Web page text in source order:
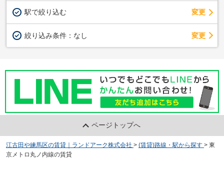
駅で絞り込む 変更
絞り込み条件： なし 変更
ページトップへ
江古田や練馬区の賃貸｜ランドアーク株式会社 > (賃貸)路線・駅から探す > 東
京メトロ丸ノ内線の賃貸